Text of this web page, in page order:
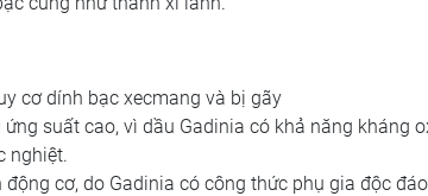
cơ dính bạc xecmang và bị gãy
suất cao, vì dầu Gadinia có khả năng kháng
nghiệt.
cơ, do Gadinia có công thức phụ gia độc